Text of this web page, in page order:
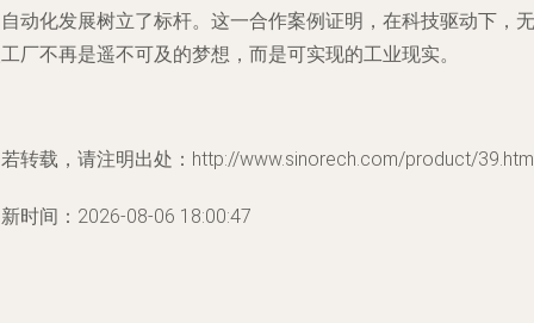
动化发展树立了标杆。这一合作案例证明，在科技驱动下，无
厂不再是遥不可及的梦想，而是可实现的工业现实。
转载，请注明出处：http://www.sinorech.com/product/
时间：2026-08-06 18:00:47